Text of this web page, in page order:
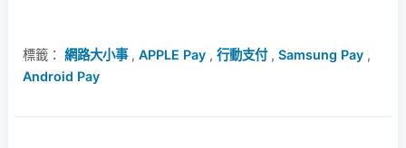
標籤： 網路大小事, APPLE Pay , 行動支付, Samsung Pay ,
Android Pay